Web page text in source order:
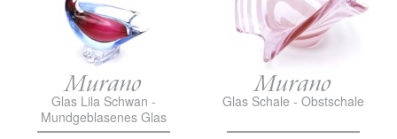
Murano
Glas Lila Schwan -
Mundgeblasenes Glas
Murano
Glas Schale - Obstschale